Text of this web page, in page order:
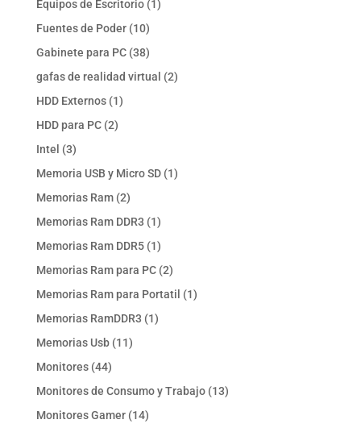
Equipos de Escritorio 11
Fuentes de Poder 1010
productos
Gabinete para PC 3838
productos
gafas de realidad virtual 22
HDD Externos 11
HDD para PC 22
Intel 33
productos
Memoria USB y Micro SD 11
Memorias Ram 22
productos
Memorias Ram DDR3 11
producto
Memorias Ram DDR5 11
producto
Memorias Ram para PC 22
productos
Memorias Ram para Portatil 11
Memorias RamDDR3 11
Memorias Usb 1111
Monitores 4444
productos
Monitores de Consumo y Trabajo 1313
Monitores Gamer 1414